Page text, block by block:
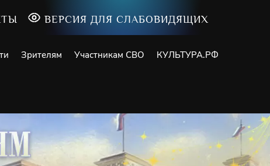
ВЕРСИЯ ДЛЯ СЛАБОВИДЯЩИХ
Зрителям Участникам СВО КУЛЬТУРА.РФ